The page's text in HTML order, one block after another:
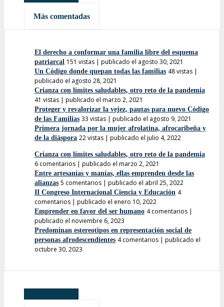
Más leídas
Más comentadas
El derecho a conformar una familia libre del esquema
patriarcal 151 vistas | publicado el agosto 30, 2021
Un Código donde quepan todas las familias 48 vistas |
publicado el agosto 28, 2021
Crianza con límites saludables, otro reto de la pandemia
41 vistas | publicado el marzo 2, 2021
Proteger y revalorizar la vejez, pautas para nuevo Código
de las Familias 33 vistas | publicado el agosto 9, 2021
Primera jornada por la mujer afrolatina, afrocaribeña y
de la diáspora 22 vistas | publicado el julio 4, 2022
Crianza con límites saludables, otro reto de la pandemia
6 comentarios | publicado el marzo 2, 2021
Entre artesanías y manías, ellas emprenden desde las
alianzas 5 comentarios | publicado el abril 25, 2022
II Congreso Internacional Ciencia y Educación 4
comentarios | publicado el enero 10, 2022
Emprender en favor del ser humano 4 comentarios |
publicado el noviembre 6, 2023
Predominan estereotipos en representación social de
personas afrodescendientes 4 comentarios | publicado el
octubre 30, 2023
Más leídas